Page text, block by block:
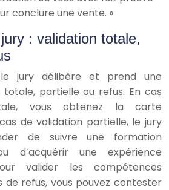
conclure une vente. »
: validation totale,
le jury délibère et prend une
totale, partielle ou refus. En cas
vous obtenez la carte
de validation partielle, le jury
de suivre une formation
d’acquérir une expérience
valider les compétences
de refus, vous pouvez contester